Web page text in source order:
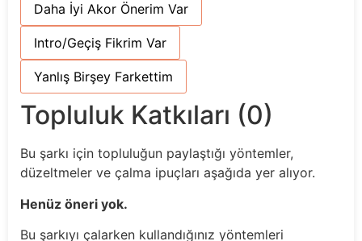
Daha İyi Akor Önerim Var
Intro/Geçiş Fikrim Var
Yanlış Birşey Farkettim
Topluluk Katkıları (0)
Bu şarkı için topluluğun paylaştığı yöntemler,
düzeltmeler ve çalma ipuçları aşağıda yer alıyor.
Henüz öneri yok.
Bu şarkıyı çalarken kullandığınız yöntemleri